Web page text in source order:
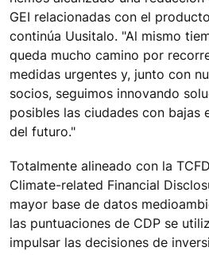
GEI relacionadas con el
continúa Uusitalo. "Al mismo
queda mucho camino por
medidas urgentes y, junto con
socios, seguimos innovando
posibles las ciudades con bajas
del futuro."
Totalmente alineado con la
Climate-related Financial
mayor base de datos
las puntuaciones de CDP se
impulsar las decisiones de